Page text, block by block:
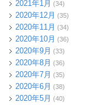
2021年1月 (34)
2020年12月 (35)
2020年11月 (34)
2020年10月 (36)
2020年9月 (33)
2020年8月 (36)
2020年7月 (35)
2020年6月 (38)
2020年5月 (40)